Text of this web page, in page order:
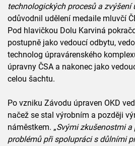
technologických procesů a zvýšení
odůvodnil udělení medaile mluvčí
Pod hlavičkou Dolu Karviná
postupně jako vedoucí odbytu,
technolog úpravárenského
úpravny ČSA a nakonec jako
celou šachtu.
Po vzniku Závodu úpraven OKD
načež se stal výrobním a později
náměstkem. „Svými zkušenostmi a
problémů při spolupráci s důlními